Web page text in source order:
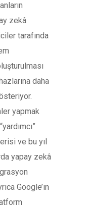
zekâ
tarafında
daha
yapmak
ve bu yıl
yapay zekâ
Google’ın